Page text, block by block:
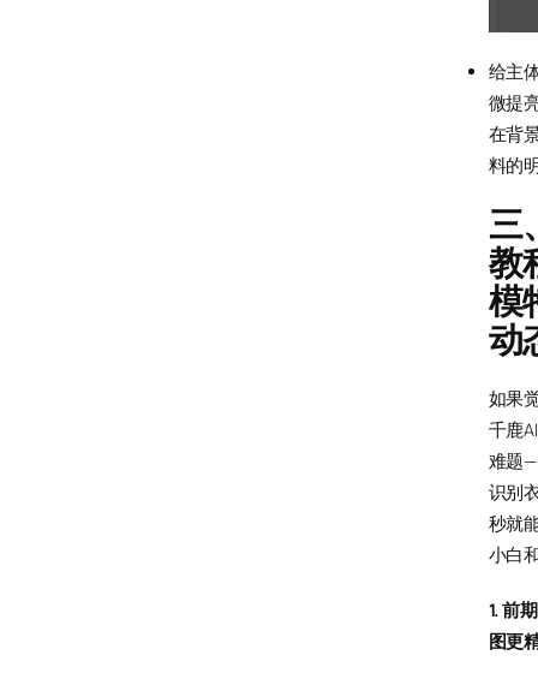
给主
微提
在背
料的
三
教
模
动
如果
千鹿
难题
识别
秒就
小白
1. 前
图更